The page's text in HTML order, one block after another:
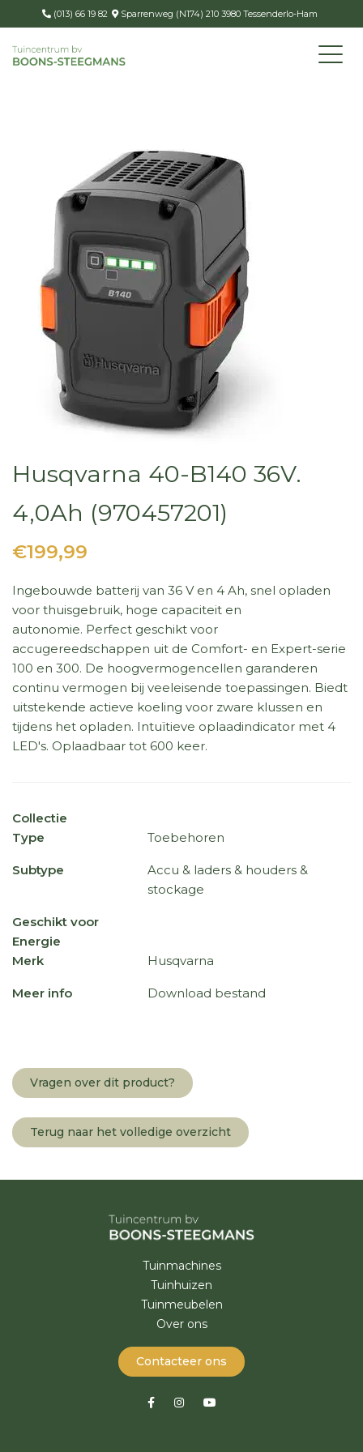
(013) 66 19 82 Sparrenweg (N174) 210 3980 Tessenderlo-Ham
Husqvarna 40-B140 36V.
4,0Ah (970457201)
€199,99
Ingebouwde batterij van 36 V en 4 Ah, snel opladen
voor thuisgebruik, hoge capaciteit en
autonomie. Perfect geschikt voor
accugereedschappen uit de Comfort- en Expert-serie
100 en 300. De hoogvermogencellen garanderen
continu vermogen bij veeleisende toepassingen. Biedt
uitstekende actieve koeling voor zware klussen en
tijdens het opladen. Intuïtieve oplaadindicator met 4
LED's. Oplaadbaar tot 600 keer.
Collectie
Type
Toebehoren
Subtype
Accu & laders & houders &
stockage
Geschikt voor
Energie
Merk
Husqvarna
Meer info Download bestand
Vragen over dit product?
Terug naar het volledige overzicht
Tuinmachines
Tuinhuizen
Tuinmeubelen
Over ons
Contacteer ons